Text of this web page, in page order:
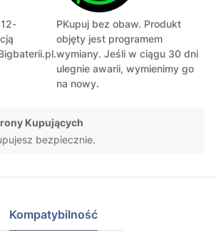
PKupuj bez obaw. Produkt
objęty jest programem
wymiany. Jeśli w ciągu 30 dni
ulegnie awarii, wymienimy go
na nowy.
Kupujących
bezpiecznie.
Kompatybilność